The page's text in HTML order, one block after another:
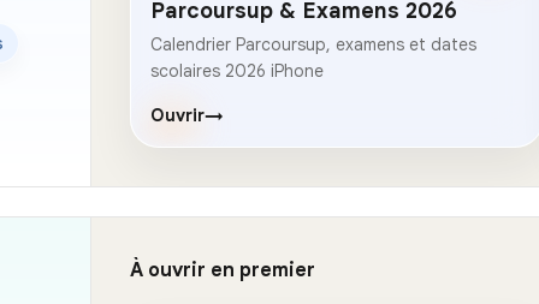
Parcoursup & Examens 2026
Calendrier Parcoursup, examens et dates
scolaires 2026 iPhone
Ouvrir→
À ouvrir en premier